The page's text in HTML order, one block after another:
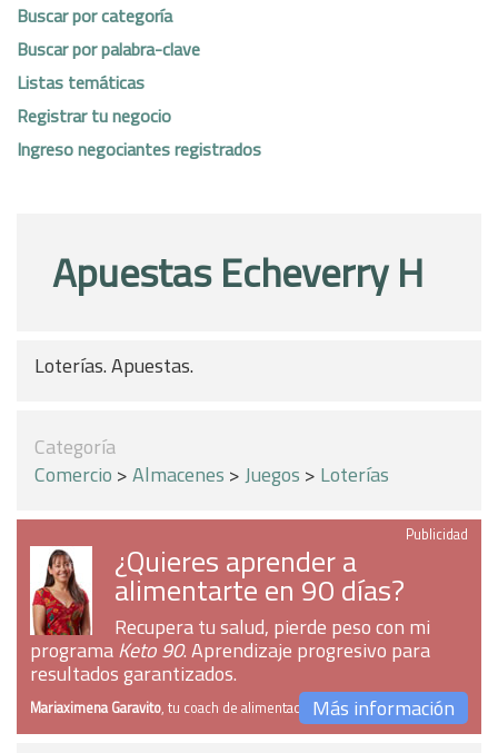
Buscar por categoría
Buscar por palabra-clave
Listas temáticas
Registrar tu negocio
Ingreso negociantes registrados
Apuestas Echeverry H
Loterías. Apuestas.
Categoría
Comercio >Almacenes >Juegos > Loterías
Publicidad
¿Quieres aprender a
alimentarte en 90 días?
Recupera tu salud, pierde peso con mi
programaKeto 90. Aprendizaje progresivo para
resultados garantizados.
Mariaximena Garavito, tu coach de alimentaciónMás información